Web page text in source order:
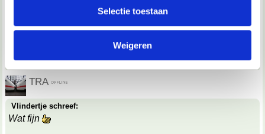
partners kunnen deze gegevens combineren met andere
informatie die je aan ze hebt verstrekt of die ze hebben
verzameld op basis van jouw gebruik van hun services.
We werken samen met
kunnen ontvangen en verwerken.
Selectie toestaan
Weigeren
Omdat hij beter was.
"#25 maart 2005: Quiana is op De Kantine vervangen door PV"
18-01-2008, 19:26
TRA
Vlindertje schreef:
Wat fijn